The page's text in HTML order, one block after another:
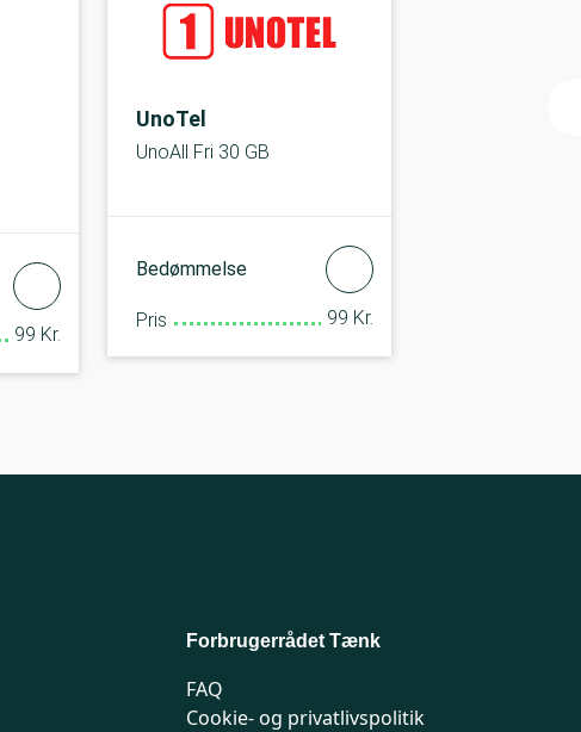
99 Kr.
UnoTel
UnoAll Fri 30 GB
Bedømmelse
Pris 99 Kr.
Forbrugerrådet Tænk
FAQ
Cookie- og privatlivspolitik